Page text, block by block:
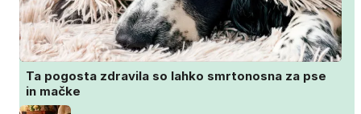
Ta pogosta zdravila so lahko smrtonosna za pse
in mačke